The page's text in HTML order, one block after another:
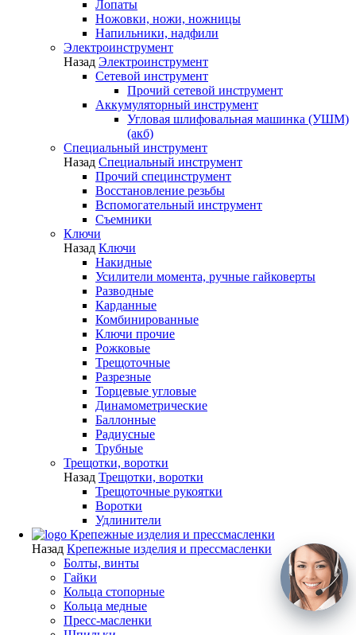
Лопаты
Ножовки, ножи, ножницы
Напильники, надфили
Электроинструмент
Назад Электроинструмент
Сетевой инструмент
Прочий сетевой инструмент
Аккумуляторный инструмент
Угловая шлифовальная машинка (УШМ)
(акб)
Специальный инструмент
Назад Специальный инструмент
Прочий специнструмент
Восстановление резьбы
Вспомогательный инструмент
Съемники
Ключи
Назад Ключи
Накидные
Усилители момента, ручные гайковерты
Разводные
Карданные
Комбинированные
Ключи прочие
Рожковые
Трещоточные
Разрезные
Торцевые угловые
Динамометрические
Баллонные
Радиусные
Трубные
Трещотки, воротки
Назад Трещотки, воротки
Трещоточные рукоятки
Воротки
Удлинители
Крепежные изделия и прессмасленки
Назад Крепежные изделия и прессмасленки
Болты, винты
Гайки
Кольца стопорные
Кольца медные
Пресс-масленки